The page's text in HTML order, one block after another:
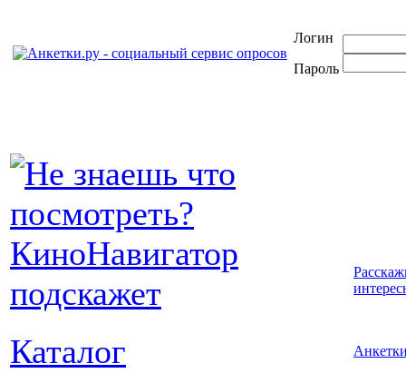
Логин
Пароль
Каталог